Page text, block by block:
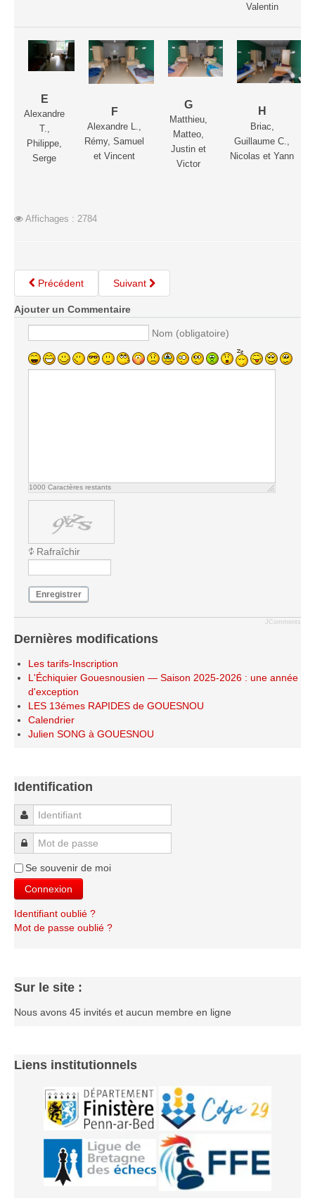
Bretagne Jeunes 2012
Les compétitions
Les équipes Adultes
Les équipes Jeunes
Les championnats individuels
Les stages
Les infos
Les annonces de tournois
Valentin
E
Alexandre
T.,
Philippe,
Serge
F
Alexandre L.,
Rémy, Samuel
et Vincent
G
Matthieu,
Matteo,
Justin et
Victor
H
Briac,
Guillaume C.,
Nicolas et Yann
Affichages : 2784
Précédent Suivant
Ajouter un Commentaire
Nom (obligatoire)
1000 Caractères restants
Rafraîchir
Enregistrer
JComments
Dernières modifications
Les tarifs-Inscription
L'Échiquier Gouesnousien — Saison 2025-2026 : une année
d'exception
LES 13émes RAPIDES de GOUESNOU
Calendrier
Julien SONG à GOUESNOU
Identification
Identifiant
Mot de passe
Se souvenir de moi
Connexion
Identifiant oublié ?
Mot de passe oublié ?
Sur le site :
Nous avons 45 invités et aucun membre en ligne
Liens institutionnels